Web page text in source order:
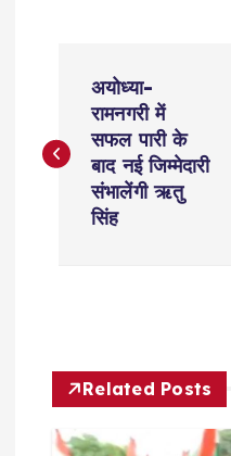
s
v
अयोध्या-
रामनगरी में
सफल पारी के
बाद नई जिम्मेदारी
संभालेंगी ऋतु
सिंह
Related Posts